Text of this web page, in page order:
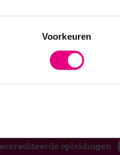
Voorkeuren
vernieuwende
relevante updates over
opleidingen